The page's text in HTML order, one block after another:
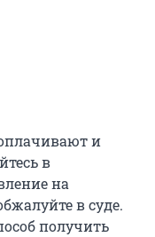
и
в
на
в суде.
получить